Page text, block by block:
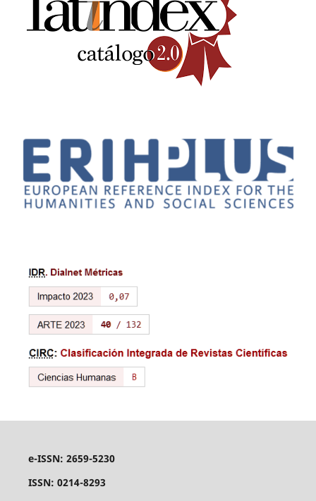
e-ISSN: 2659-5230
ISSN: 0214-8293